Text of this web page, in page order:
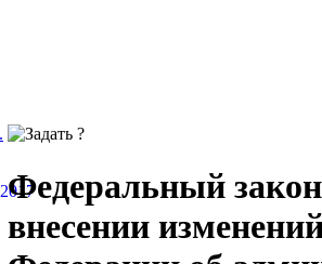
Федеральный
внесении